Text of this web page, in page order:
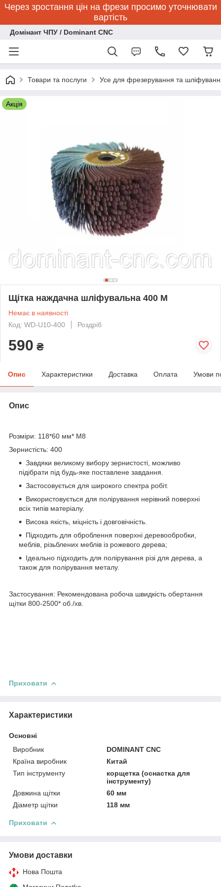
Через зростання цін на фрези просимо уточнювати
вартість
Домінант ЧПУ / Dominant CNC
Товари та послуги Усе для фрезерування та
Акція
Щітка наждачна шліфувальна 400 M
Немає в наявності
Код: WD-U10-400
Роздріб
590 ₴
Опис Характеристики Доставка Оплата Умови
Опис
Розміри: 118*60 мм* М8
Зернистість: 400
Завдяки великому вибору зернистості, можливо
підібрати під будь-яке поставлене завдання.
Застосовується для широкого спектра робіт.
Використовується для полірування нерівний поверхні
всіх типів матеріалу.
Висока якість, міцність і довговічність.
Підходить для оброблення поверхні деревообробки,
меблів, різьблених меблів із рожевого дерева;
Ідеально підходить для полірування різі для дерева, а
також для полірування металу.
Застосування: Рекомендована робоча швидкість обертання
щітки 800-2500* об./хв.
Приховати
Характеристики
Основні
Виробник
DOMINANT CNC
Країна виробник
Китай
Тип інструменту
корщетка (оснастка для
інструменту)
Довжина щітки
60 мм
Діаметр щітки
118 мм
Приховати
Умови доставки
Нова Пошта